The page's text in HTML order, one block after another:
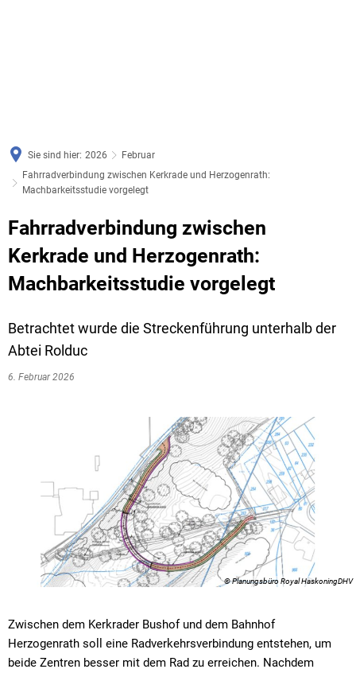
Sie sind hier: 2026
Februar
Fahrradverbindung zwischen Kerkrade und Herzogenrath:
Machbarkeitsstudie vorgelegt
Fahrradverbindung zwischen
Kerkrade und Herzogenrath:
Machbarkeitsstudie vorgelegt
Betrachtet wurde die Streckenführung unterhalb der
Abtei Rolduc
6. Februar 2026
© Planungsbüro Royal HaskoningDHV
Zwischen dem Kerkrader Bushof und dem Bahnhof
Herzogenrath soll eine Radverkehrsverbindung entstehen, um
beide Zentren besser mit dem Rad zu erreichen. Nachdem